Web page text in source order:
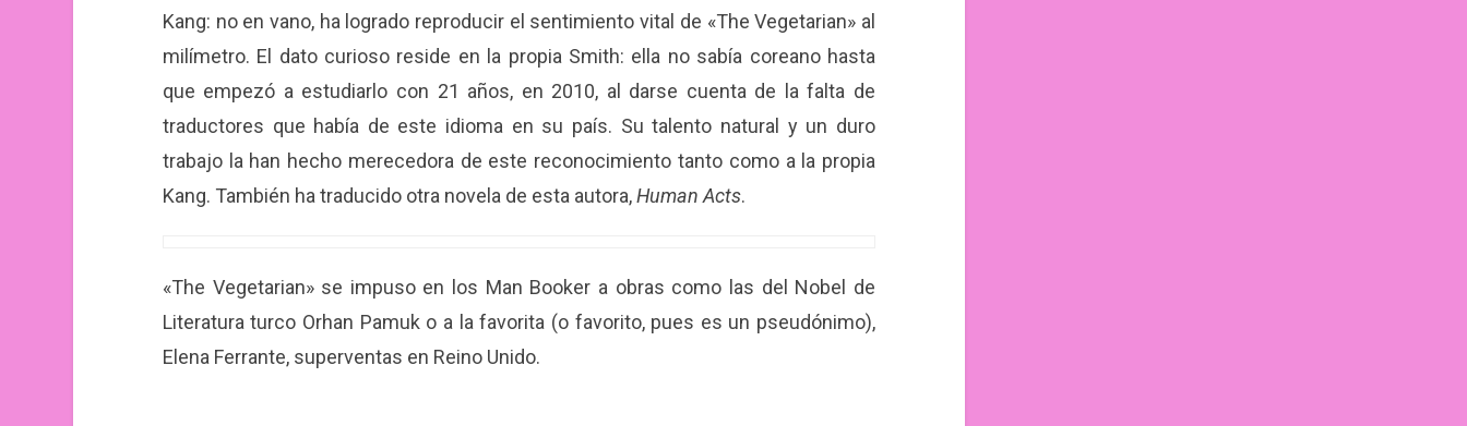
Kang: no en vano, ha logrado reproducir el sentimiento vital de «The Vegetarian» al
milímetro. El dato curioso reside en la propia Smith: ella no sabía coreano hasta
que empezó a estudiarlo con 21 años, en 2010, al darse cuenta de la falta de
traductores que había de este idioma en su país. Su talento natural y un duro
trabajo la han hecho merecedora de este reconocimiento tanto como a la propia
Kang. También ha traducido otra novela de esta autora,Human Acts.
«The Vegetarian» se impuso en los Man Booker a obras como las del Nobel de
Literatura turco Orhan Pamuk o a la favorita (o favorito, pues es un pseudónimo),
Elena Ferrante, superventas en Reino Unido.